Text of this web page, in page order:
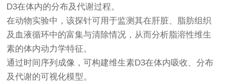
D3在体内的分布及代谢过程。
在动物实验中，该探针可用于监测其在肝脏、脂肪组织
及血液循环中的富集与清除情况，从而分析脂溶性维生
素的体内动力学特征。
通过时间序列成像，可构建维生素D3在体内吸收、分布
及代谢的可视化模型。